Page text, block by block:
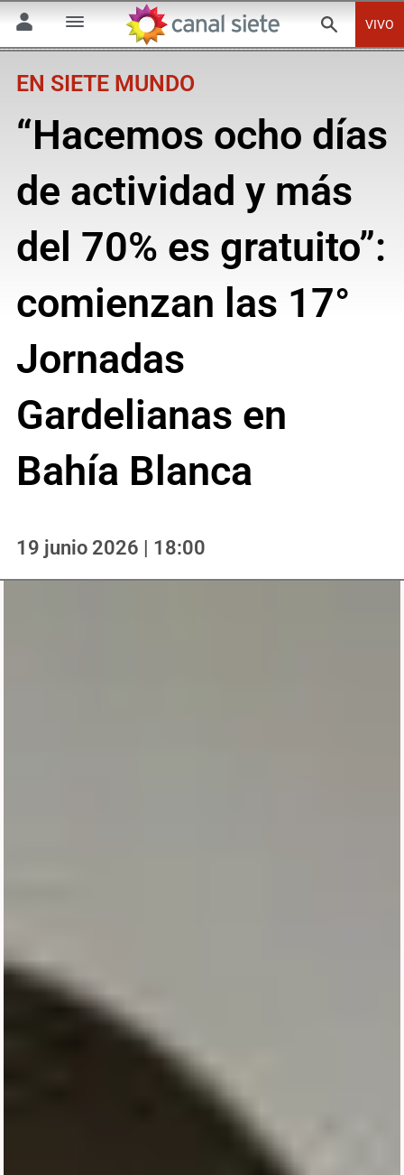
VIVO
EN SIETE MUNDO
“Hacemos ocho días
de actividad y más
del 70% es gratuito”:
comienzan las 17°
Jornadas
Gardelianas en
Bahía Blanca
19 junio 2026 | 18:00